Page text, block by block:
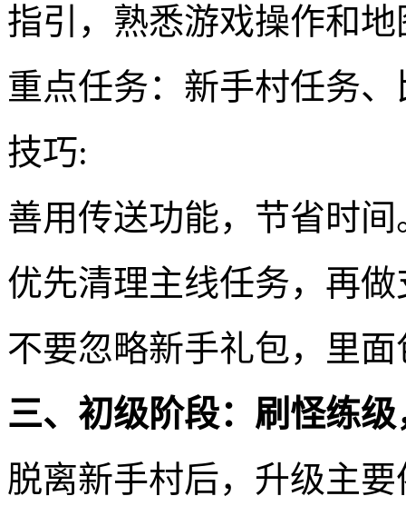
指引，熟悉游戏操作和地
重点任务：新手村任务
技巧:
善用传送功能，节省时间
优先清理主线任务，再
不要忽略新手礼包，里
三、初级阶段：刷怪练
脱离新手村后，升级主